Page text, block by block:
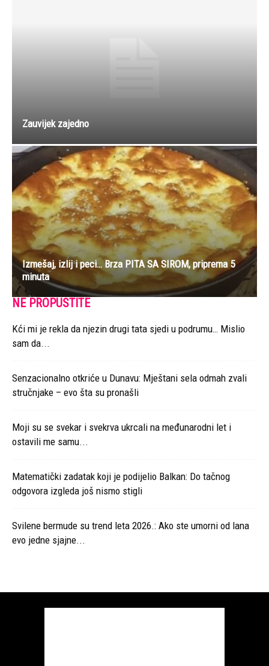
Zauvijek zajedno
Izmešaj, izlij i peci… Brza PITA SA SIROM, priprema 5
minuta
NE PROPUSTITE
Kći mi je rekla da njezin drugi tata sjedi u podrumu… Mislio
sam da...
Senzacionalno otkriće u Dunavu: Mještani sela odmah zvali
stručnjake – evo šta su pronašli
Moji su se svekar i svekrva ukrcali na međunarodni let i
ostavili me samu...
Matematički zadatak koji je podijelio Balkan: Do tačnog
odgovora izgleda još nismo stigli
Svilene bermude su trend leta 2026.: Ako ste umorni od lana
evo jedne sjajne...